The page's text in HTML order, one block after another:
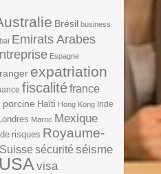
Brésil business
Emirats Arabes
Espagne
expatriation
fiscalitéfrance
porcine Haïti Hong Kong Inde
Maroc Mexique
risques Royaume-
Suisse sécurité séisme
USA visa